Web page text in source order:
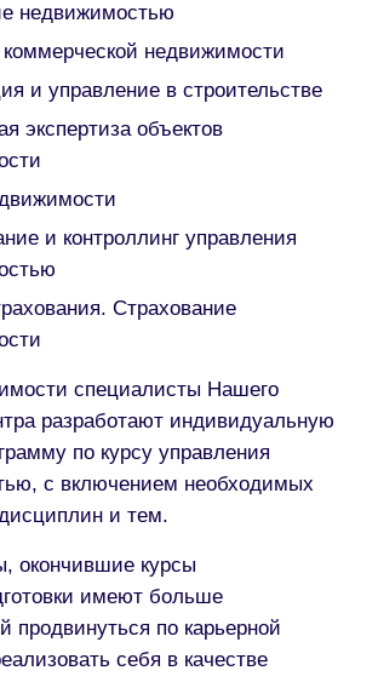
недвижимостью
коммерческой недвижимости
и управление в строительстве
экспертиза объектов
и контроллинг управления
Страхование
специалисты Нашего
разработают индивидуальную
по курсу управления
с включением необходимых
и тем.
окончившие курсы
имеют больше
продвинуться по карьерной
себя в качестве